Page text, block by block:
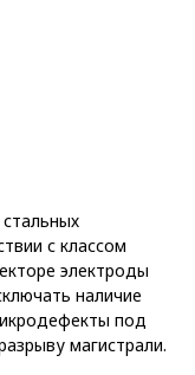
с классом
электроды
наличие
под
магистрали.